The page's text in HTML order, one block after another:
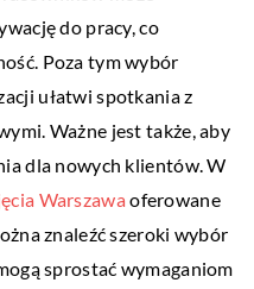
do pracy, co
Poza tym wybór
ułatwi spotkania z
Ważne jest także, aby
dla nowych klientów. W
Warszawa oferowane
znaleźć szeroki wybór
sprostać wymaganiom